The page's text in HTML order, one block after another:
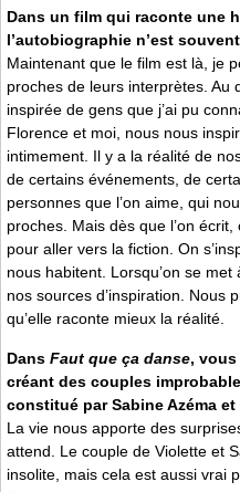
Dans un film qui raconte une
l’autobiographie n’est
Maintenant que le film est là, je
proches de leurs interprètes. Au
inspirée de gens que j’ai pu
Florence et moi, nous nous
intimement. Il y a la réalité de
de certains événements, de
personnes que l’on aime, qui
proches. Mais dès que l’on
pour aller vers la fiction. On
nous habitent. Lorsqu’on se
nos sources d’inspiration. Nous
qu’elle raconte mieux la réalité.
Dans Faut que ça danse,
créant des couples
constitué par Sabine Azéma
La vie nous apporte des
attend. Le couple de Violette et
insolite, mais cela est aussi vrai